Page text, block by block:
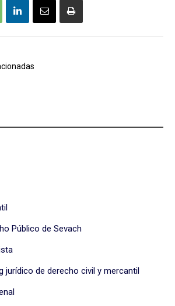
Público de Sevach
jurídico de derecho civil y mercantil